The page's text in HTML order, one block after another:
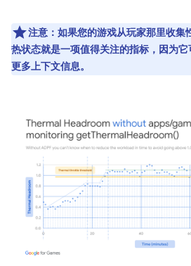
注意：如果您的游戏从玩家那里收集
热状态就是一项值得关注的指标，因为
更多上下文信息。